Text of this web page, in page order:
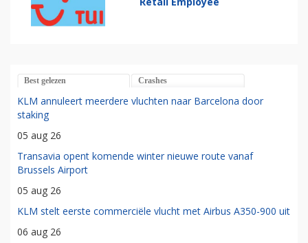
Best gelezen Crashes
KLM annuleert meerdere vluchten naar Barcelona door
staking
05 aug 26
Transavia opent komende winter nieuwe route vanaf
Brussels Airport
05 aug 26
KLM stelt eerste commerciële vlucht met Airbus A350-900 uit
06 aug 26